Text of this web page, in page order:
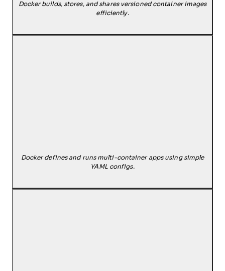
Docker builds, stores, and shares versioned container images
efficiently.
Docker defines and runs multi-container apps using simple
YAML configs.